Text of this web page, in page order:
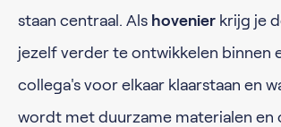
staan centraal. Als hovenier krijg je
jezelf verder te ontwikkelen binnen
collega's voor elkaar klaarstaan en
wordt met duurzame materialen en